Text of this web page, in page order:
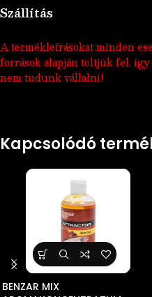
Szállítás
A termékleírásokat minden
források alapján töltjük fel,
nem tudunk vállalni!
Kapcsolódó
BENZAR MIX